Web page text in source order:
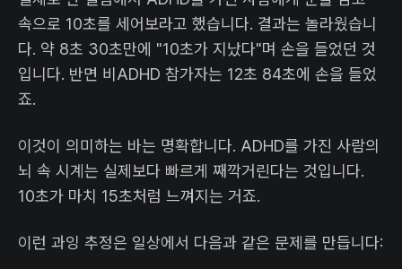
속으로 10초를 세어보라고 했습니다. 결과는 놀라웠습니
다. 약 8초 30초만에 "10초가 지났다"며 손을 들었던 것
입니다. 반면 비ADHD 참가자는 12초 84초에 손을 들었
죠.
이것이 의미하는 바는 명확합니다. ADHD를 가진 사람의
뇌 속 시계는 실제보다 빠르게 째깍거린다는 것입니다.
10초가 마치 15초처럼 느껴지는 거죠.
이런 과잉 추정은 일상에서 다음과 같은 문제를 만듭니다: